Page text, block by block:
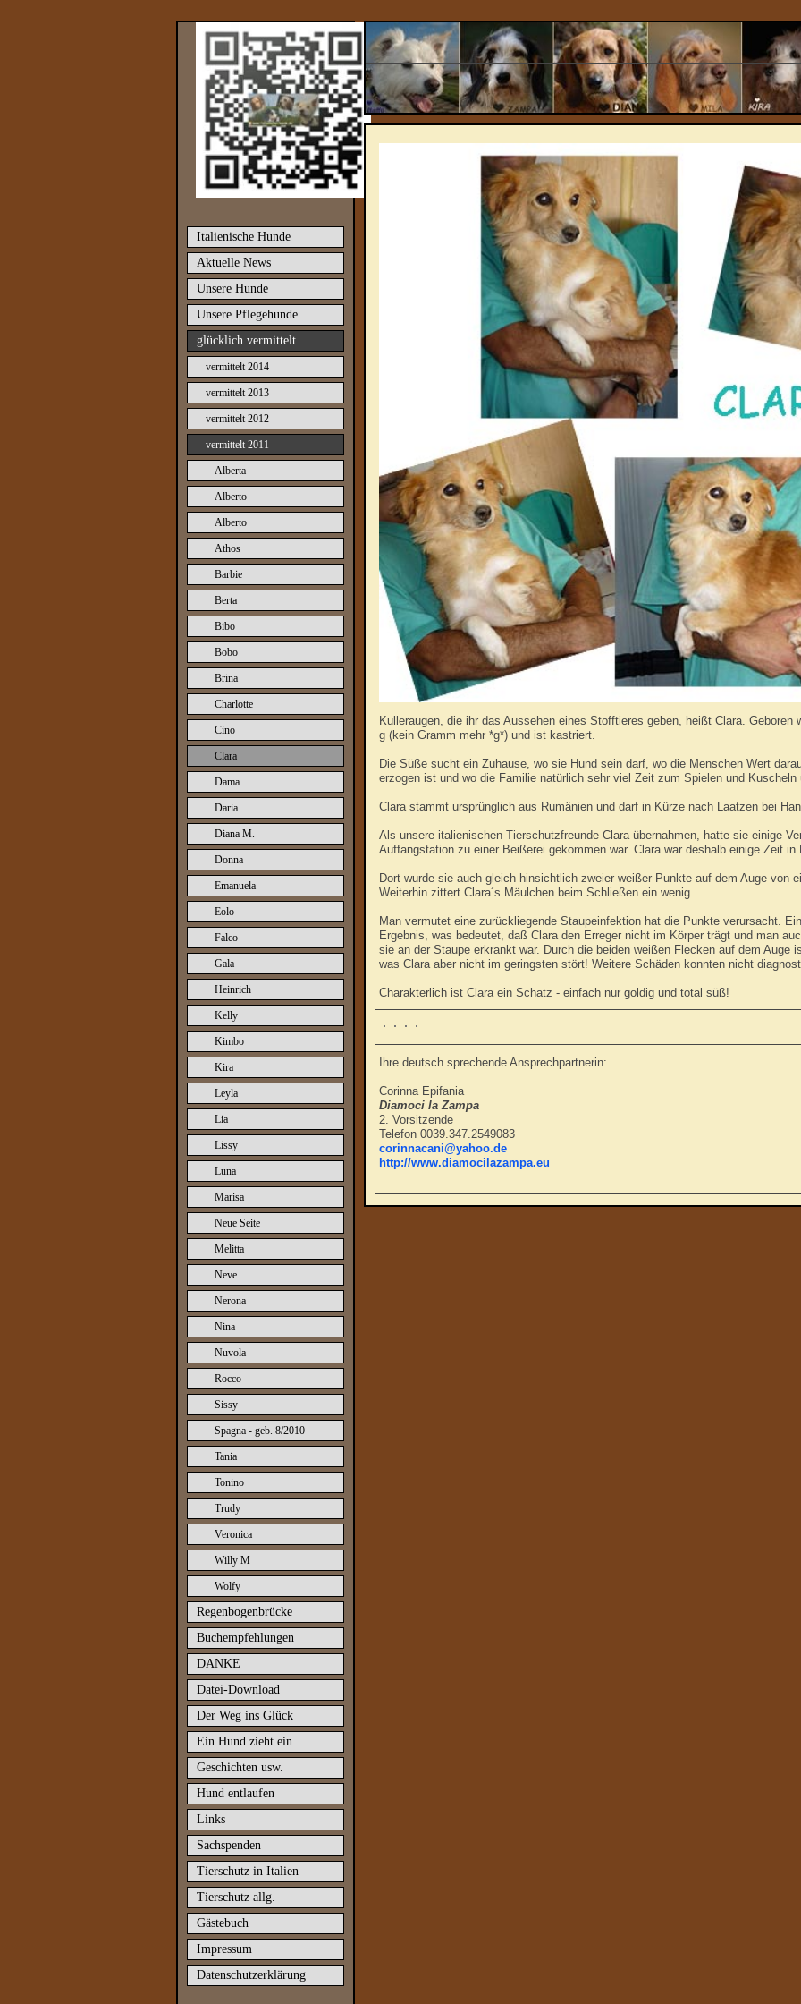
Italienische Hunde
Aktuelle News
Unsere Hunde
Unsere Pflegehunde
glücklich vermittelt
vermittelt 2014
vermittelt 2013
vermittelt 2012
vermittelt 2011
Alberta
Alberto
Alberto
Athos
Barbie
Berta
Bibo
Bobo
Brina
Charlotte
Cino
Clara
Dama
Daria
Diana M.
Donna
Emanuela
Eolo
Falco
Gala
Heinrich
Kelly
Kimbo
Kira
Leyla
Lia
Lissy
Luna
Marisa
Neue Seite
Melitta
Neve
Nerona
Nina
Nuvola
Rocco
Sissy
Spagna - geb. 8/2010
Tania
Tonino
Trudy
Veronica
Willy M
Wolfy
Regenbogenbrücke
Buchempfehlungen
DANKE
Datei-Download
Der Weg ins Glück
Ein Hund zieht ein
Geschichten usw.
Hund entlaufen
Links
Sachspenden
Tierschutz in Italien
Tierschutz allg.
Gästebuch
Impressum
Datenschutzerklärung
Kulleraugen, die ihr das Aussehen eines Stofftieres geben, heißt Clara. Geboren
g (kein Gramm mehr *g*) und ist kastriert.
Die Süße sucht ein Zuhause, wo sie Hund sein darf, wo die Menschen Wert
erzogen ist und wo die Familie natürlich sehr viel Zeit zum Spielen und Kuscheln
Clara stammt ursprünglich aus Rumänien und darf in Kürze nach Laatzen bei
Als unsere italienischen Tierschutzfreunde Clara übernahmen, hatte sie einige
Auffangstation zu einer Beißerei gekommen war. Clara war deshalb einige Zeit in
Dort wurde sie auch gleich hinsichtlich zweier weißer Punkte auf dem Auge von
Weiterhin zittert Clara´s Mäulchen beim Schließen ein wenig.
Man vermutet eine zurückliegende Staupeinfektion hat die Punkte verursacht.
Ergebnis, was bedeutet, daß Clara den Erreger nicht im Körper trägt und man
sie an der Staupe erkrankt war. Durch die beiden weißen Flecken auf dem Auge
was Clara aber nicht im geringsten stört! Weitere Schäden konnten nicht
Charakterlich ist Clara ein Schatz - einfach nur goldig und total süß!
Ihre deutsch sprechende Ansprechpartnerin:
Corinna Epifania
Diamoci la Zampa
2. Vorsitzende
Telefon 0039.347.2549083
corinnacani@yahoo.de
http://www.diamocilazampa.eu